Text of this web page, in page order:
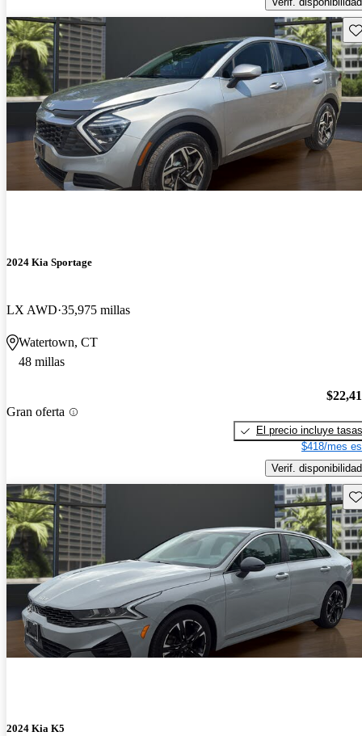
2024 Kia Sportage
LX AWD 35,975 millas
Watertown, CT
48 millas
Gran oferta
El precio incluye tasas
$418/mes
Verif. disponibilidad
2024 Kia K5